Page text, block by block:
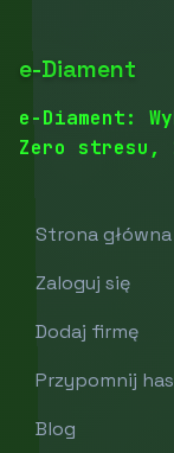
e-Diament
e-Diament:
Zero stresu,
Strona główna
Zaloguj się
Dodaj firmę
Przypomnij
Blog